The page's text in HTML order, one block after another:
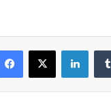
Facebook
X